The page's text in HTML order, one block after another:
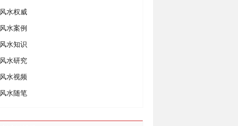
风水权威
风水案例
风水知识
风水研究
风水视频
风水随笔